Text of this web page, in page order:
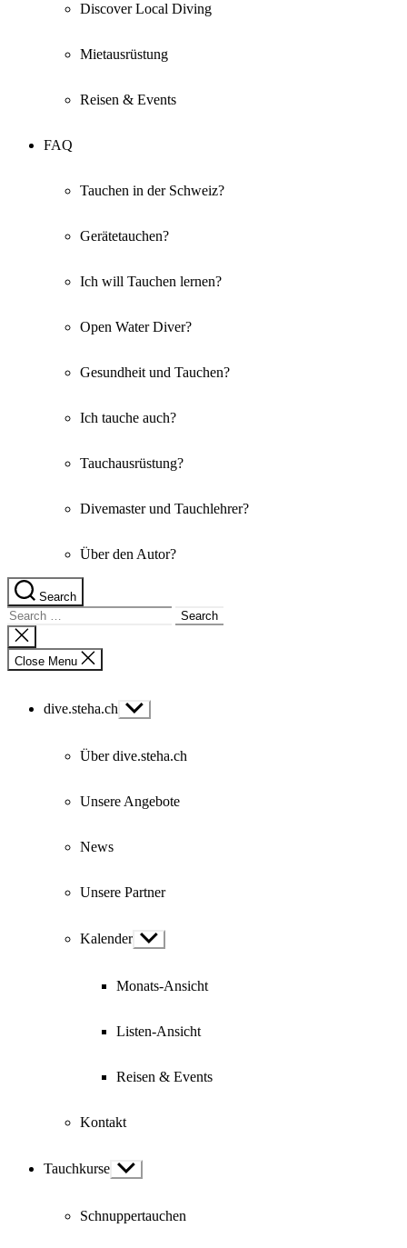
Discover Local Diving
Mietausrüstung
Reisen & Events
FAQ
Tauchen in der Schweiz?
Gerätetauchen?
Ich will Tauchen lernen?
Open Water Diver?
Gesundheit und Tauchen?
Ich tauche auch?
Tauchausrüstung?
Divemaster und Tauchlehrer?
Über den Autor?
Search
Search
for:
Close
search
Close Menu
dive.steha.ch Show
sub
Über dive.steha.ch
Unsere Angebote
News
Unsere Partner
Kalender Show
sub
Monats-Ansicht
Listen-Ansicht
Reisen & Events
Kontakt
Tauchkurse Show
sub
Schnuppertauchen